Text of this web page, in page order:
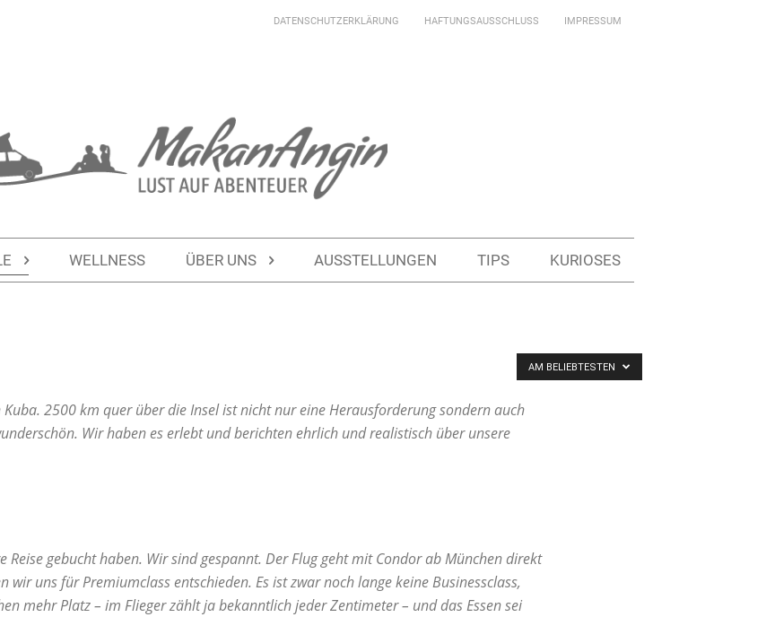
DATENSCHUTZERKLÄRUNG HAFTUNGSAUSSCHLUSS IMPRESSUM
WELLNESS ÜBER UNS AUSSTELLUNGEN TIPS KURIOSES
2500 km quer über die Insel ist nicht nur eine Herausforderung sondern auch
Wir haben es erlebt und berichten ehrlich und realistisch über unsere
Reise gebucht haben. Wir sind gespannt. Der Flug geht mit Condor ab München direkt
uns für Premiumclass entschieden. Es ist zwar noch lange keine Businessclass,
mehr Platz – im Flieger zählt ja bekanntlich jeder Zentimeter – und das Essen sei
AM BELIEBTESTEN